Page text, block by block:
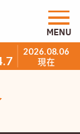
2026.08.06
現在
MENU